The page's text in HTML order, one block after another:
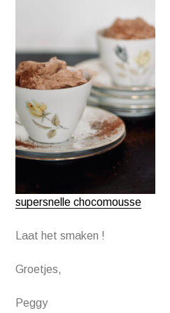
supersnelle chocomousse
Laat het smaken !
Groetjes,
Peggy